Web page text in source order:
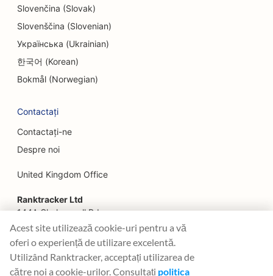
Slovenčina (Slovak)
Slovenščina (Slovenian)
Українська (Ukrainian)
한국어 (Korean)
Bokmål (Norwegian)
Contactați
Contactați-ne
Despre noi
United Kingdom Office
Ranktracker Ltd
144A Clerkenwell Rd
London, EC1R 5DF
Company No: 08820809
felix@ranktracker.com
Acest site utilizează cookie-uri pentru a vă
oferi o experiență de utilizare excelentă.
Utilizând Ranktracker, acceptați utilizarea de
către noi a cookie-urilor. Consultați politica